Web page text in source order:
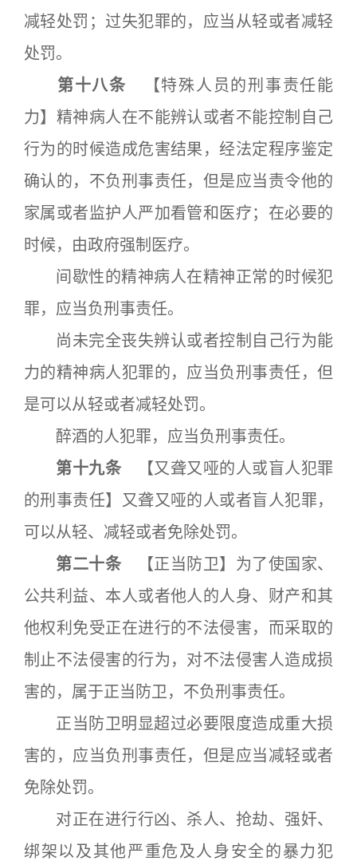
减轻处罚；过失犯罪的，应当从轻或者减轻
处罚。
第十八条 【特殊人员的刑事责任能
力】精神病人在不能辨认或者不能控制自己
行为的时候造成危害结果，经法定程序鉴定
确认的，不负刑事责任，但是应当责令他的
家属或者监护人严加看管和医疗；在必要的
时候，由政府强制医疗。
间歇性的精神病人在精神正常的时候犯
罪，应当负刑事责任。
尚未完全丧失辨认或者控制自己行为能
力的精神病人犯罪的，应当负刑事责任，但
是可以从轻或者减轻处罚。
醉酒的人犯罪，应当负刑事责任。
第十九条 【又聋又哑的人或盲人犯罪
的刑事责任】又聋又哑的人或者盲人犯罪，
可以从轻、减轻或者免除处罚。
第二十条 【正当防卫】为了使国家、
公共利益、本人或者他人的人身、财产和其
他权利免受正在进行的不法侵害，而采取的
制止不法侵害的行为，对不法侵害人造成损
害的，属于正当防卫，不负刑事责任。
正当防卫明显超过必要限度造成重大损
害的，应当负刑事责任，但是应当减轻或者
免除处罚。
对正在进行行凶、杀人、抢劫、强奸、
绑架以及其他严重危及人身安全的暴力犯